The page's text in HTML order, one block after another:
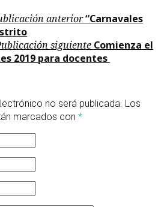
anterior“Carnavales
siguiente Comienza el
2019 para docentes
no será publicada. Los
marcados con *